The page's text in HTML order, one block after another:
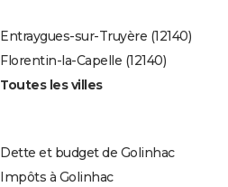
Entraygues-sur-Truyère (12140)
Florentin-la-Capelle (12140)
Toutes les villes
Dette et budget de Golinhac
Impôts à Golinhac